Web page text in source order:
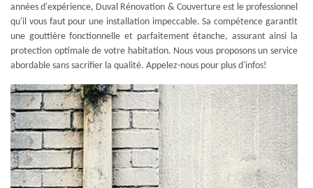
années d'expérience, Duval Rénovation & Couverture est le professionnel
qu'il vous faut pour une installation impeccable. Sa compétence garantit
une gouttière fonctionnelle et parfaitement étanche, assurant ainsi la
protection optimale de votre habitation. Nous vous proposons un service
abordable sans sacrifier la qualité. Appelez-nous pour plus d'infos!